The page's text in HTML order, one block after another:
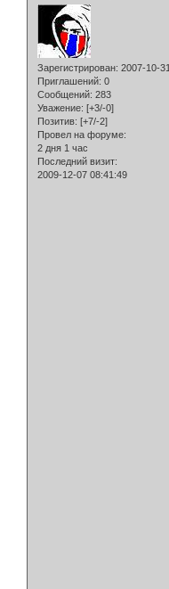
Зарегистрирован: 2007-10-31
Приглашений: 0
Сообщений: 283
Уважение: [+3/-0]
Позитив: [+7/-2]
Провел на форуме:
2 дня 1 час
Последний визит:
2009-12-07 08:41:49